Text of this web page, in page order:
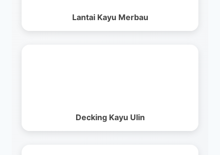
Lantai Kayu Merbau
Decking Kayu Ulin